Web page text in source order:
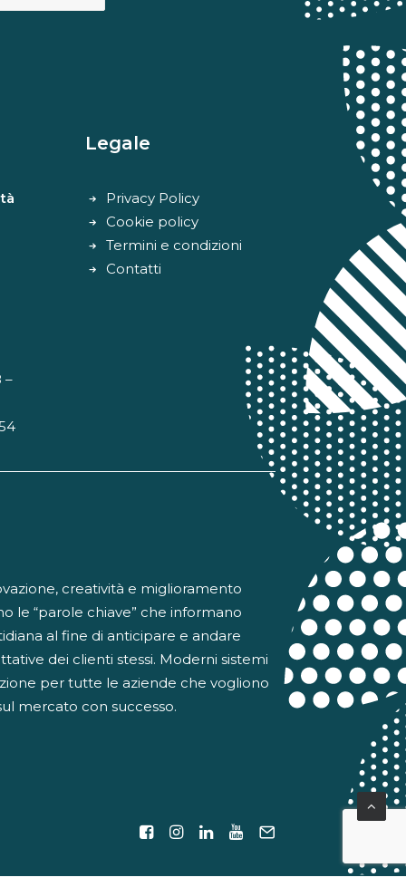
–
Legale
Privacy Policy
Cookie policy
Termini e condizioni
Contatti
creatività e miglioramento
le “parole chiave” che informano
al fine di anticipare e andare
dei clienti stessi. Moderni sistemi
per tutte le aziende che vogliono
mercato con successo.